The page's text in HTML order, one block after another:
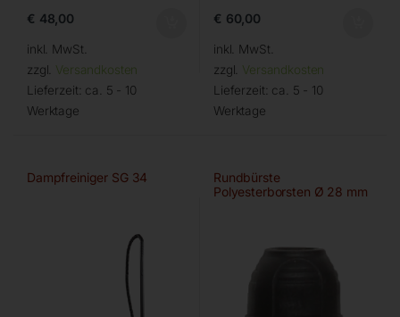
€ 48,00
inkl. MwSt.
zzgl. Versandkosten
Lieferzeit: ca. 5 - 10
Werktage
€ 60,00
inkl. MwSt.
zzgl. Versandkosten
Lieferzeit: ca. 5 - 10
Werktage
Dampfreiniger SG 34
Rundbürste
Polyesterborsten Ø 28 mm